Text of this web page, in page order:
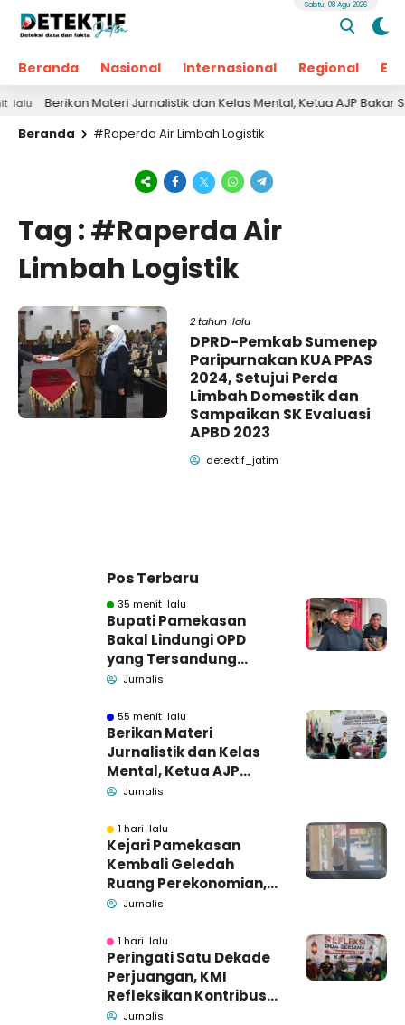
Beranda Nasional Internasional Regional
Sabtu, 08 Agu 2026
Berikan Materi Jurnalistik dan Kelas Mental, Ketua AJP Bakar
Beranda
#Raperda Air Limbah Logistik
Tag : #Raperda Air
Limbah Logistik
2 tahun lalu
DPRD-Pemkab Sumenep
Paripurnakan KUA PPAS
2024, Setujui Perda
Limbah Domestik dan
Sampaikan SK Evaluasi
APBD 2023
detektif_jatim
Pos Terbaru
35 menit lalu
Bupati Pamekasan
Bakal Lindungi OPD
yang Tersandung
Dugaan Korupsi
Jurnalis
55 menit lalu
Berikan Materi
Jurnalistik dan Kelas
Mental, Ketua AJP
Bakar Semangat LPM
Jurnalis
1 hari lalu
Kejari Pamekasan
Kembali Geledah
Ruang Perekonomian,
Pidsus: Tunggu Saja!
Jurnalis
1 hari lalu
Peringati Satu Dekade
Perjuangan, KMI
Refleksikan Kontribusi
untuk Masyarakat
Jurnalis